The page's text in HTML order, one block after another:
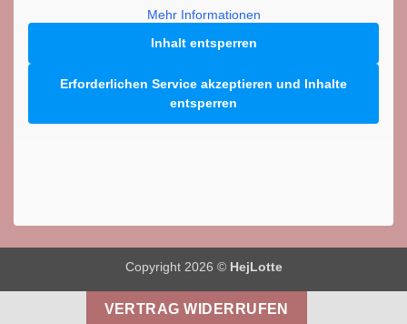
Mehr Informationen
Inhalt entsperren
Erforderlichen Service akzeptieren und Inhalte
entsperren
Copyright 2026 © HejLotte
VERTRAG WIDERRUFEN